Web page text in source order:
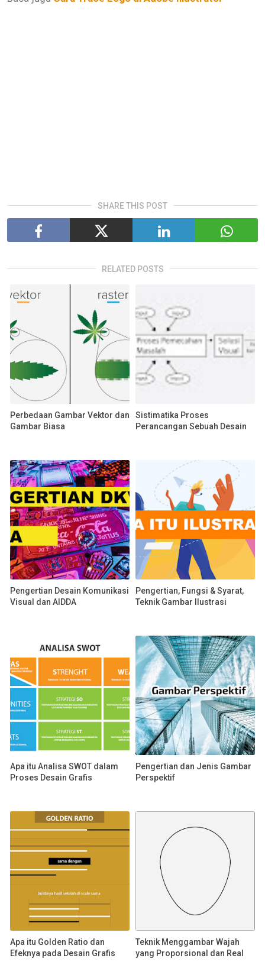
SHARE THIS POST
RELATED POSTS
Perbedaan Gambar Vektor dan
Gambar Biasa
Sistimatika Proses
Perancangan Sebuah Desain
Pengertian Desain Komunikasi
Visual dan AIDDA
Pengertian, Fungsi & Syarat,
Teknik Gambar Ilustrasi
Apa itu Analisa SWOT dalam
Proses Desain Grafis
Pengertian dan Jenis Gambar
Perspektif
Apa itu Golden Ratio dan
Efeknya pada Desain Grafis
Teknik Menggambar Wajah
yang Proporsional dan Real